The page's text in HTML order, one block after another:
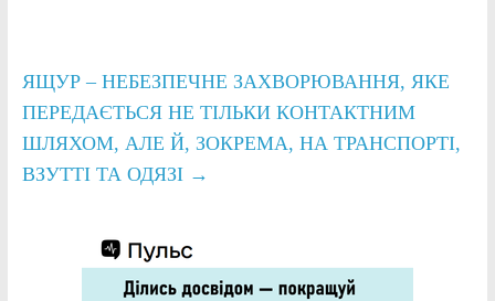
ЯЩУР – НЕБЕЗПЕЧНЕ ЗАХВОРЮВАННЯ, ЯКЕ
ПЕРЕДАЄТЬСЯ НЕ ТІЛЬКИ КОНТАКТНИМ
ШЛЯХОМ, АЛЕ Й, ЗОКРЕМА, НА ТРАНСПОРТІ,
ВЗУТТІ ТА ОДЯЗІ →